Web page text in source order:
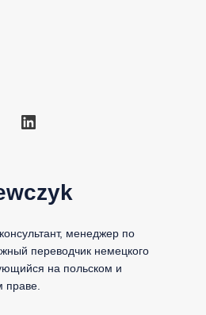
LinkedIn
менеджер по
переводчик немецкого
на польском и
праве.